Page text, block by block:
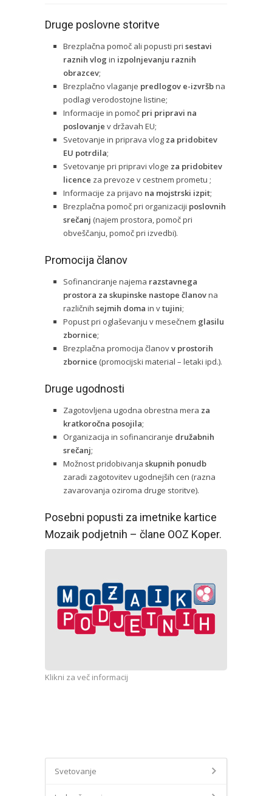
Druge poslovne storitve
Brezplačna pomoč ali popusti pri sestavi
raznih vlog in izpolnjevanju raznih
obrazcev;
Brezplačno vlaganje predlogov e-izvršbna
podlagi verodostojne listine;
Informacije in pomoč pri pripravi na
poslovanje v državah EU;
Svetovanje in priprava vlog za pridobitev
EU potrdila;
Svetovanje pri pripravi vloge za pridobitev
licence za prevoze v cestnem prometu ;
Informacije za prijavo na mojstrski izpit;
Brezplačna pomoč pri organizaciji poslovnih
srečanj (najem prostora, pomoč pri
obveščanju, pomoč pri izvedbi).
Promocija članov
Sofinanciranje najema razstavnega
prostora za skupinske nastope članovna
različnih sejmih doma in vtujini;
Popust pri oglaševanju v mesečnem glasilu
zbornice;
Brezplačna promocija članovv prostorih
zbornice (promocijski material – letaki ipd.).
Druge ugodnosti
Zagotovljena ugodna obrestna mera za
kratkoročna posojila;
Organizacija in sofinanciranje družabnih
srečanj;
Možnost pridobivanja skupnih ponudb
zaradi zagotovitev ugodnejših cen (razna
zavarovanja oziroma druge storitve).
Posebni popusti za imetnike kartice
Mozaik podjetnih – člane OOZ Koper.
Klikni za več informacij
Svetovanje